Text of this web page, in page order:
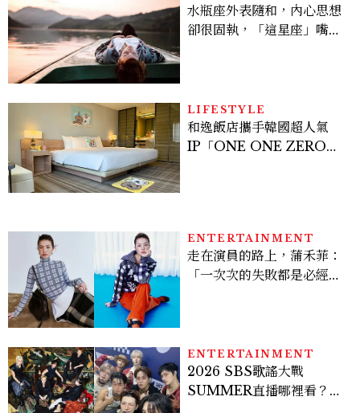
水瓶座外表隨和，內心思想
卻很固執，「這星座」嘴上
LIFESTYLE
和逸飯店攜手韓國超人氣
IP「ONE ONE ZERO
ENTERTAINMENT
走在演員的路上，蒲禾菲：
「一次次的失敗都是必經過
ENTERTAINMENT
2026 SBS歌謠大戰
SUMMER直播哪裡看？